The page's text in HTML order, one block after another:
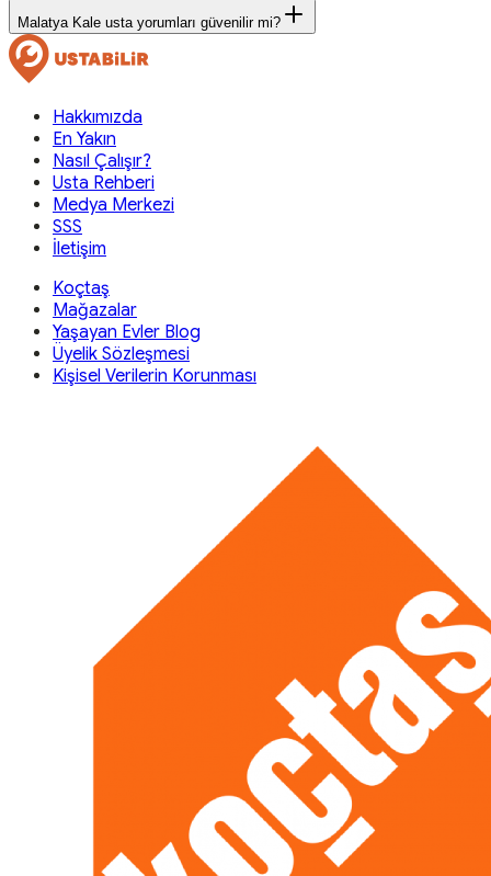
Malatya Kale usta yorumları güvenilir mi?
Hakkımızda
En Yakın
Nasıl Çalışır?
Usta Rehberi
Medya Merkezi
SSS
İletişim
Koçtaş
Mağazalar
Yaşayan Evler Blog
Üyelik Sözleşmesi
Kişisel Verilerin Korunması